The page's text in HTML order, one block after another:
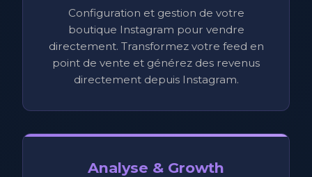
Configuration et gestion de votre
boutique Instagram pour vendre
directement. Transformez votre feed en
point de vente et générez des revenus
directement depuis Instagram.
Analyse & Growth